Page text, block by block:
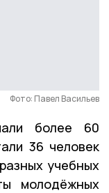
Фото: Павел Васильев
более 60
36 человек
учебных
молодёжных